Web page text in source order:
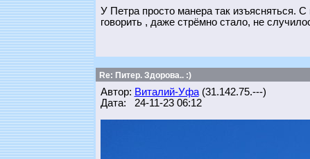
У Петра просто манера так изъясняться.
говорить , даже стрёмно стало, не
Re: Питер. Здорова.. :)
Автор: Виталий-Уфа(31.142.75.---)
Дата: 24-11-23 06:12